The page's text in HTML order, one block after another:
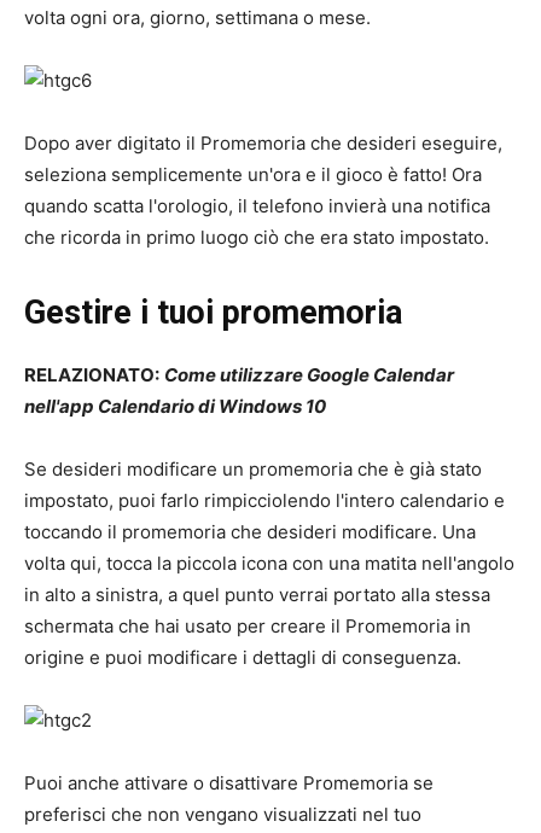
volta ogni ora, giorno, settimana o mese.
Dopo aver digitato il Promemoria che desideri eseguire,
seleziona semplicemente un'ora e il gioco è fatto! Ora
quando scatta l'orologio, il telefono invierà una notifica
che ricorda in primo luogo ciò che era stato impostato.
Gestire i tuoi promemoria
RELAZIONATO: Come utilizzare Google Calendar
nell'app Calendario di Windows 10
Se desideri modificare un promemoria che è già stato
impostato, puoi farlo rimpicciolendo l'intero calendario e
toccando il promemoria che desideri modificare. Una
volta qui, tocca la piccola icona con una matita nell'angolo
in alto a sinistra, a quel punto verrai portato alla stessa
schermata che hai usato per creare il Promemoria in
origine e puoi modificare i dettagli di conseguenza.
Puoi anche attivare o disattivare Promemoria se
preferisci che non vengano visualizzati nel tuo